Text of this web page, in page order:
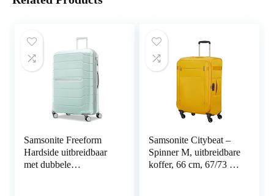
Samsonite Freeform
Hardside uitbreidbaar
met dubbele
Samsonite Citybeat –
Spinner M, uitbreidbare
koffer, 66 cm, 67/73 L,